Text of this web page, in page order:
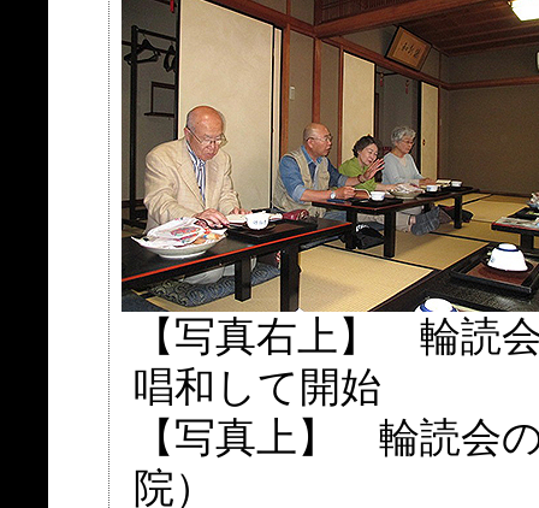
【写真右上】 輪読
唱和して開始
【写真上】 輪読会
院）